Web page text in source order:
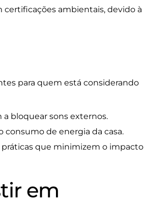
ambientais, devido à
para quem está considerando
bloquear sons externos.
consumo de energia da casa.
que minimizem o impacto
em